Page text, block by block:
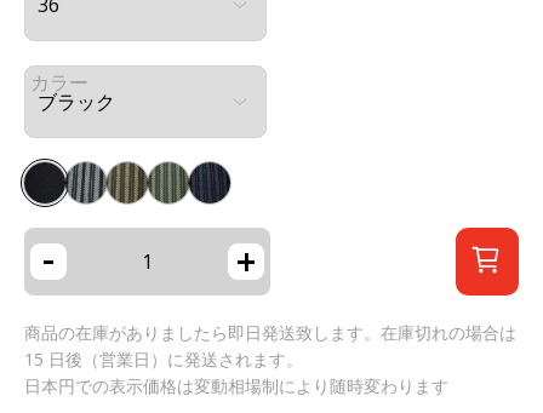
カラー
- +
商品の在庫がありましたら即日発送致します。在庫切れの場合は
15 日後（営業日）に発送されます。
日本円での表示価格は変動相場制により随時変わります